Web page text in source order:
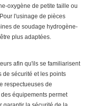
oxygène de petite taille ou
l'usinage de pièces
de soudage hydrogène-
plus adaptées.
afin qu'ils se familiarisent
de sécurité et les points
respectueuses de
équipements permet